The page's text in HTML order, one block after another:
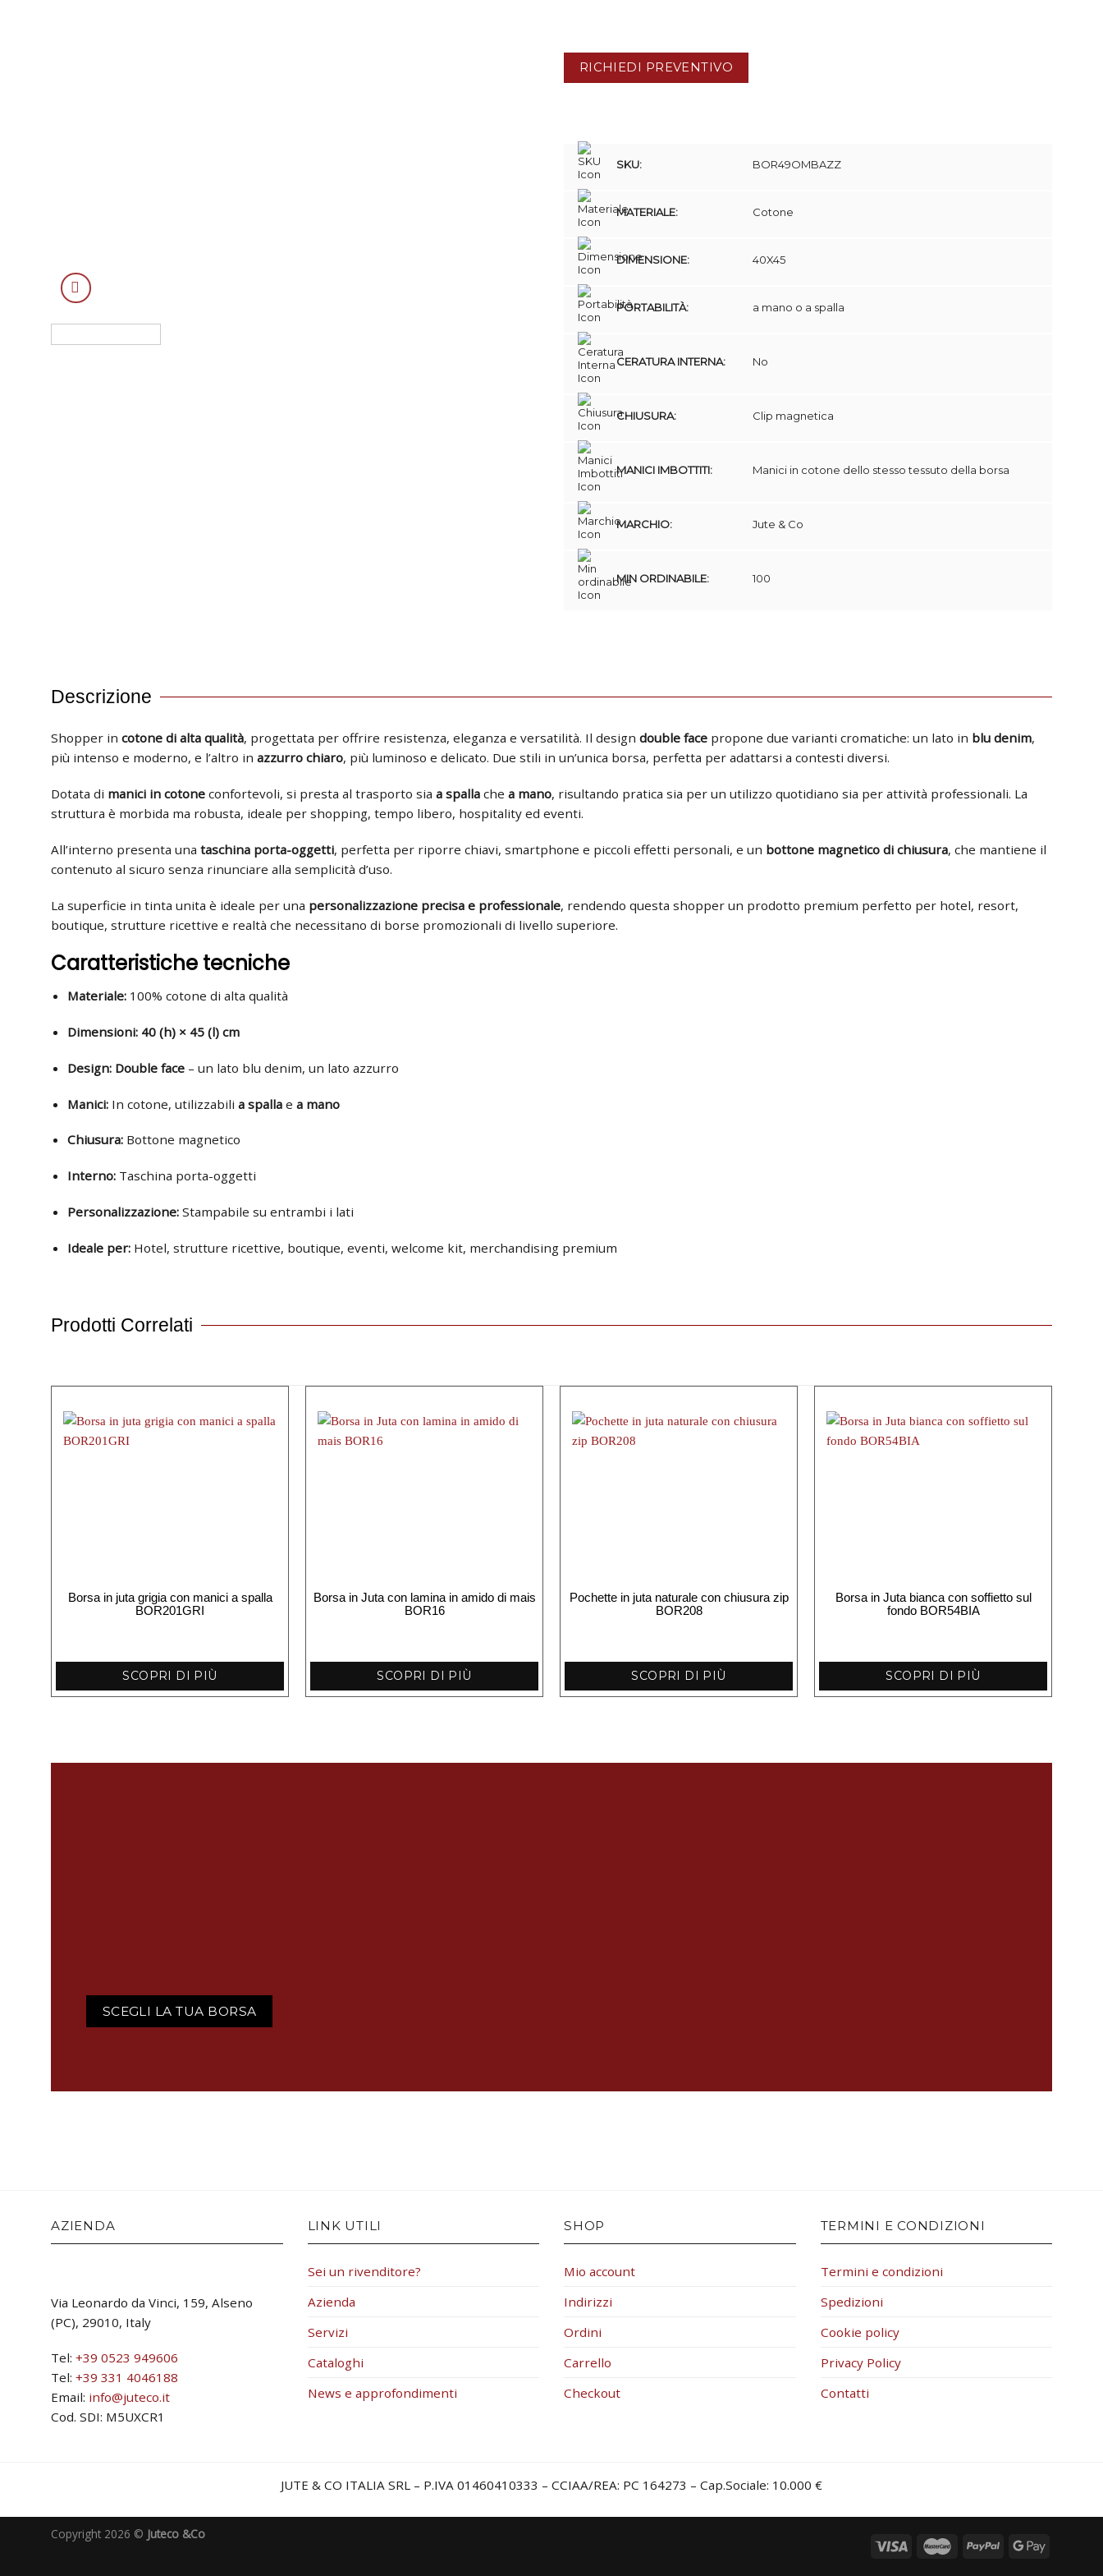
RICHIEDI PREVENTIVO
SKU: BOR49OMBAZZ
MATERIALE: Cotone
DIMENSIONE: 40X45
PORTABILITÀ: a mano o a spalla
CERATURA INTERNA: No
CHIUSURA: Clip magnetica
MANICI IMBOTTITI: Manici in cotone dello stesso tessuto della borsa
MARCHIO: Jute & Co
MIN ORDINABILE: 100
Descrizione
Shopper in cotone di alta qualità, progettata per offrire resistenza, eleganza e versatilità. Il design double face propone due varianti cromatiche: un lato in blu denim,
più intenso e moderno, e l’altro in azzurro chiaro, più luminoso e delicato. Due stili in un’unica borsa, perfetta per adattarsi a contesti diversi.
Dotata di manici in cotone confortevoli, si presta al trasporto sia a spalla che a mano, risultando pratica sia per un utilizzo quotidiano sia per attività professionali. La
struttura è morbida ma robusta, ideale per shopping, tempo libero, hospitality ed eventi.
All’interno presenta una taschina porta-oggetti, perfetta per riporre chiavi, smartphone e piccoli effetti personali, e un bottone magnetico di chiusura, che mantiene il
contenuto al sicuro senza rinunciare alla semplicità d’uso.
La superficie in tinta unita è ideale per una personalizzazione precisa e professionale, rendendo questa shopper un prodotto premium perfetto per hotel, resort,
boutique, strutture ricettive e realtà che necessitano di borse promozionali di livello superiore.
Caratteristiche tecniche
Materiale:100% cotone di alta qualità
Dimensioni: 40 (h) × 45 (l) cm
Design: Double face– un lato blu denim, un lato azzurro
Manici:In cotone, utilizzabili a spallae a mano
Chiusura:Bottone magnetico
Interno:Taschina porta-oggetti
Personalizzazione:Stampabile su entrambi i lati
Ideale per:Hotel, strutture ricettive, boutique, eventi, welcome kit, merchandising premium
Prodotti Correlati
Borsa in juta grigia con manici a spalla
BOR201GRI
SCOPRI DI PIÙ
Borsa in Juta con lamina in amido di mais
BOR16
SCOPRI DI PIÙ
Pochette in juta naturale con chiusura zip
BOR208
SCOPRI DI PIÙ
Borsa in Juta bianca con soffietto sul
fondo BOR54BIA
SCOPRI DI PIÙ
SCEGLI LA TUA BORSA
AZIENDA
Via Leonardo da Vinci, 159, Alseno
(PC), 29010, Italy
Tel: +39 0523 949606
Tel: +39 331 4046188
Email: info@juteco.it
Cod. SDI: M5UXCR1
LINK UTILI
Sei un rivenditore?
Azienda
Servizi
Cataloghi
News e approfondimenti
SHOP
Mio account
Indirizzi
Ordini
Carrello
Checkout
TERMINI E CONDIZIONI
Termini e condizioni
Spedizioni
Cookie policy
Privacy Policy
Contatti
JUTE & CO ITALIA SRL – P.IVA 01460410333 – CCIAA/REA: PC 164273 – Cap.Sociale: 10.000 €
Copyright 2026 © Juteco &Co